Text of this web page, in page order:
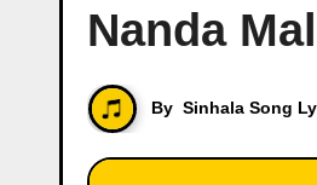
Nanda
By Sinhala Song